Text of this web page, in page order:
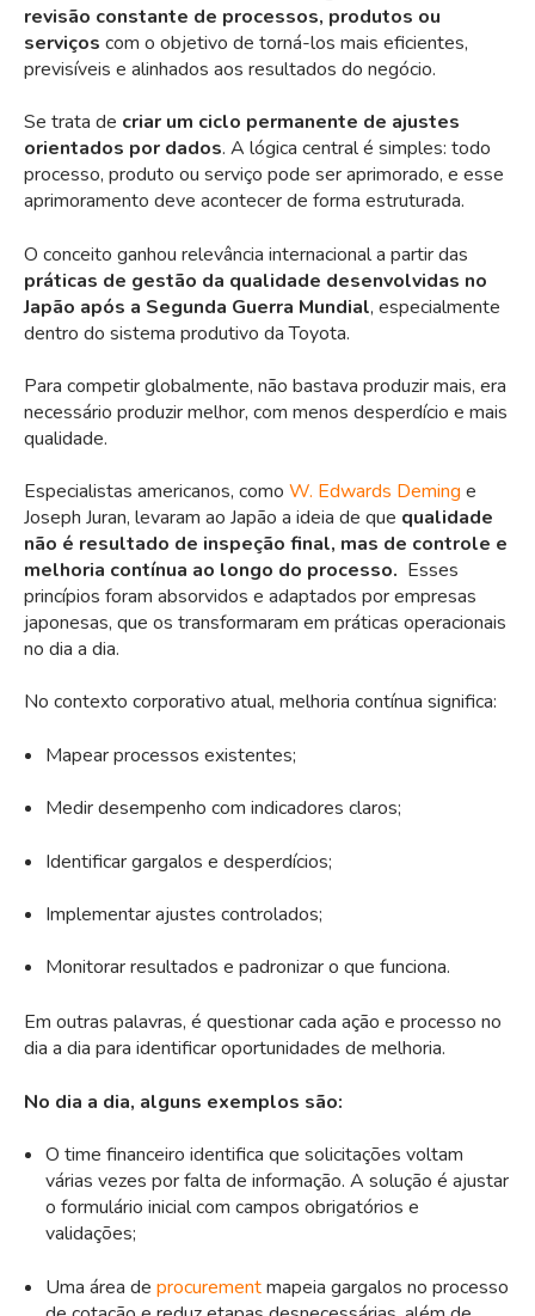
revisão constante de processos, produtos ou
serviços com o objetivo de torná-los mais eficientes,
previsíveis e alinhados aos resultados do negócio.
Se trata de criar um ciclo permanente de ajustes
orientados por dados. A lógica central é simples: todo
processo, produto ou serviço pode ser aprimorado, e esse
aprimoramento deve acontecer de forma estruturada.
O conceito ganhou relevância internacional a partir das
práticas de gestão da qualidade desenvolvidas no
Japão após a Segunda Guerra Mundial, especialmente
dentro do sistema produtivo da Toyota.
Para competir globalmente, não bastava produzir mais, era
necessário produzir melhor, com menos desperdício e mais
qualidade.
Especialistas americanos, como W. Edwards Deming e
Joseph Juran, levaram ao Japão a ideia de que qualidade
não é resultado de inspeção final, mas de controle e
melhoria contínua ao longo do processo. Esses
princípios foram absorvidos e adaptados por empresas
japonesas, que os transformaram em práticas operacionais
no dia a dia.
No contexto corporativo atual, melhoria contínua significa:
Mapear processos existentes;
Medir desempenho com indicadores claros;
Identificar gargalos e desperdícios;
Implementar ajustes controlados;
Monitorar resultados e padronizar o que funciona.
Em outras palavras, é questionar cada ação e processo no
dia a dia para identificar oportunidades de melhoria.
No dia a dia, alguns exemplos são:
O time financeiro identifica que solicitações voltam
várias vezes por falta de informação. A solução é ajustar
o formulário inicial com campos obrigatórios e
validações;
Uma área de procurementmapeia gargalos no processo